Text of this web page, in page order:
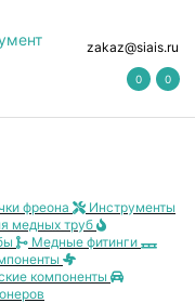
zakaz@siais.ru
0 0
фреона
Инструменты
медных труб
Медные фитинги
компоненты